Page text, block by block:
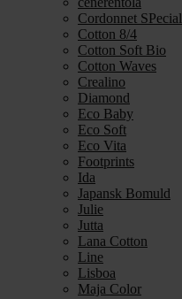
Cordonnet SPecial
Cotton 8/4
Cotton Soft Bio
Cotton Waves
Crealino
Diamond
Eco Baby
Eco Soft
Eco Vita
Footprints
Ida
Japansk Bomuld
Julie
Jutta
Lana Cotton
Line
Lisboa
Maja Color